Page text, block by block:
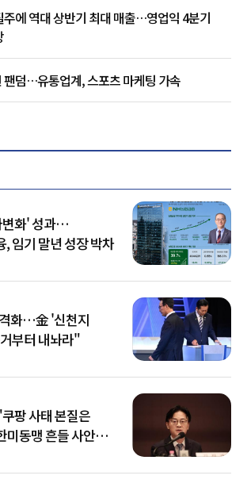
에 역대 상반기 최대 매출…영업익 4분기
팬덤…유통업계, 스포츠 마케팅 가속
변화' 성과…
임기 말년 성장 박차
화…金 '신천지
부터 내놔라"
팡 사태 본질은
동맹 흔들 사안